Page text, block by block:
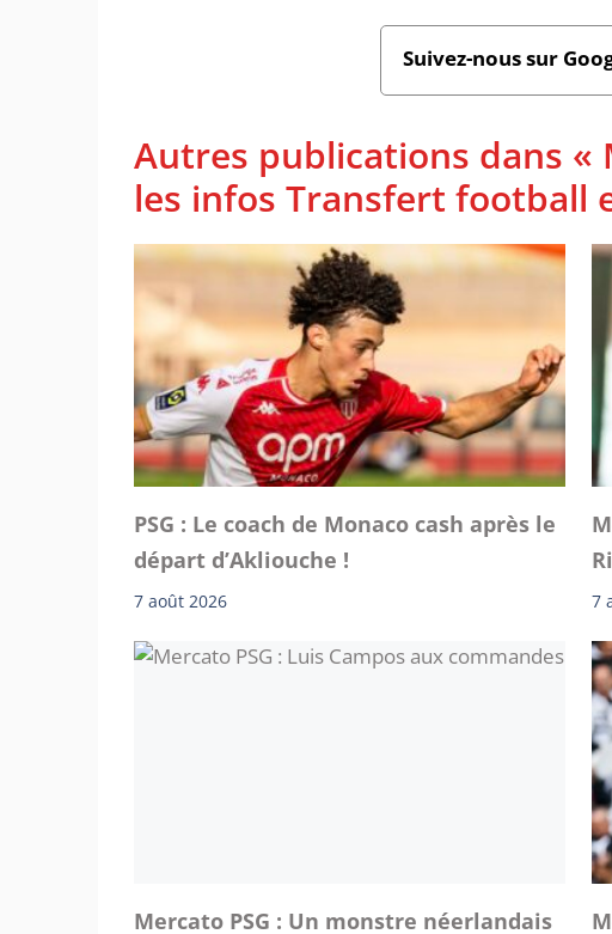
Suivez-nous sur
Autres publications dans «
les infos Transfert football
PSG : Le coach de Monaco cash après le
départ d’Akliouche !
7 août 2026 7
Mercato PSG : Un monstre néerlandais